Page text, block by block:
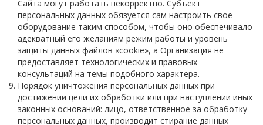
Нагреватели инфракрасные плоские (NP)
Нагреватели кварцевые
Кварцевые нагреватели/кассеты
Трубчатые кварцевые нагреватели
Обогреватели шкафов автоматики (ОША)
Сайта могут работать некорректно. Субъект
персональных данных обязуется сам настроить свое
оборудование таким способом, чтобы оно обеспечивало
адекватный его желаниям режим работы и уровень
защиты данных файлов «cookie», а Организация не
предоставляет технологических и правовых
консультаций на темы подобного характера.
Порядок уничтожения персональных данных при
достижении цели их обработки или при наступлении иных
законных оснований: лицо, ответственное за обработку
персональных данных, производит стирание данных